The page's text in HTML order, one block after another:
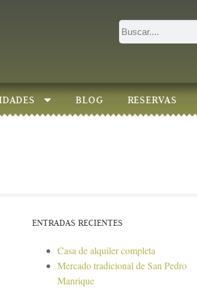
BLOG RESERVAS
ENTRADAS RECIENTES
Casa de alquiler completa
Mercado tradicional de San Pedro
Manrique